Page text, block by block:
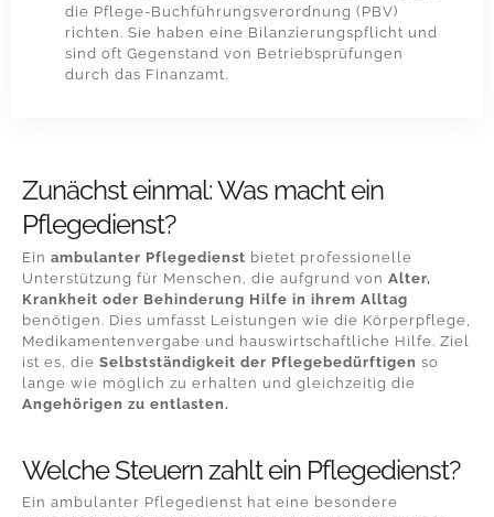
die Pflege-Buchführungsverordnung (PBV)
richten. Sie haben eine Bilanzierungspflicht und
sind oft Gegenstand von Betriebsprüfungen
durch das Finanzamt.
Zunächst einmal: Was macht ein
Pflegedienst?
Ein ambulanter Pflegedienst bietet professionelle
Unterstützung für Menschen, die aufgrund von Alter,
Krankheit oder Behinderung Hilfe in ihrem Alltag
benötigen. Dies umfasst Leistungen wie die Körperpflege,
Medikamentenvergabe und hauswirtschaftliche Hilfe. Ziel
ist es, die Selbstständigkeit der Pflegebedürftigen so
lange wie möglich zu erhalten und gleichzeitig die
Angehörigen zu entlasten.
WelcheSteuern zahlt ein Pflegedienst?
Ein ambulanter Pflegedienst hat eine besondere